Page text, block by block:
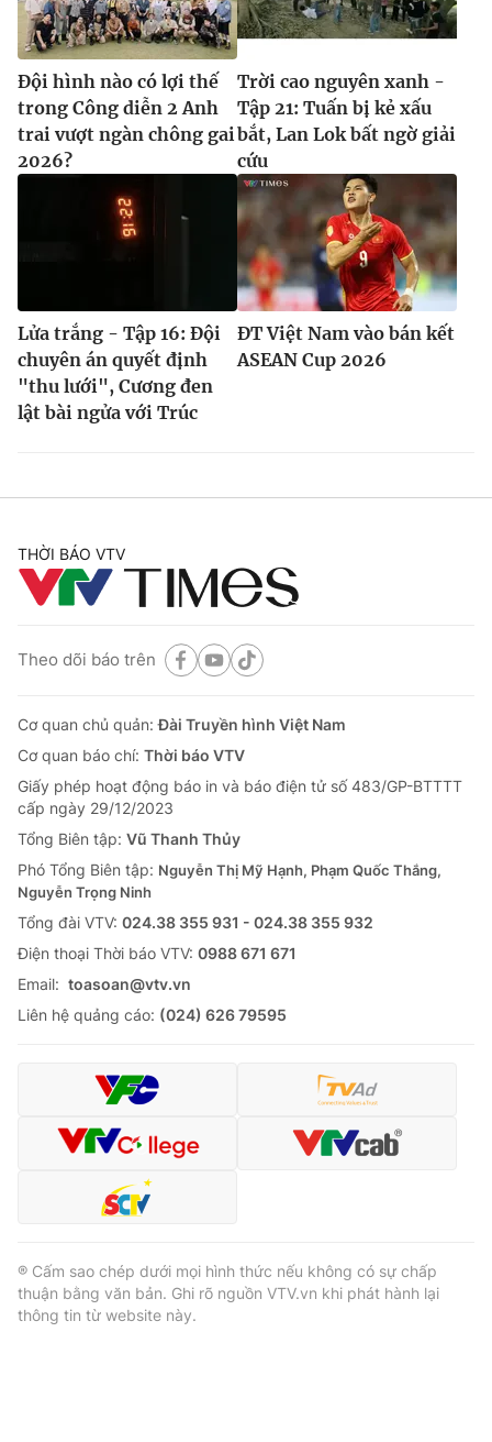
Đội hình nào có lợi thế
trong Công diễn 2 Anh
trai vượt ngàn chông gai
2026?
Trời cao nguyên xanh -
Tập 21: Tuấn bị kẻ xấu
bắt, Lan Lok bất ngờ giải
cứu
Lửa trắng - Tập 16: Đội
chuyên án quyết định
"thu lưới", Cương đen
lật bài ngửa với Trúc
ĐT Việt Nam vào bán kết
ASEAN Cup 2026
THỜI BÁO VTV
Theo dõi báo trên
Cơ quan chủ quản:Đài Truyền hình Việt Nam
Cơ quan báo chí: Thời báo VTV
Giấy phép hoạt động báo in và báo điện tử số 483/GP-BTTTT
cấp ngày 29/12/2023
Tổng Biên tập: Vũ Thanh Thủy
Phó Tổng Biên tập: Nguyễn Thị Mỹ Hạnh, Phạm Quốc Thắng,
Nguyễn Trọng Ninh
Tổng đài VTV: 024.38 355 931 - 024.38 355 932
Ðiện thoại Thời báo VTV: 0988 671 671
Email: toasoan@vtv.vn
Liên hệ quảng cáo: (024) 626 79595
® Cấm sao chép dưới mọi hình thức nếu không có sự chấp
thuận bằng văn bản. Ghi rõ nguồn VTV.vn khi phát hành lại
thông tin từ website này.